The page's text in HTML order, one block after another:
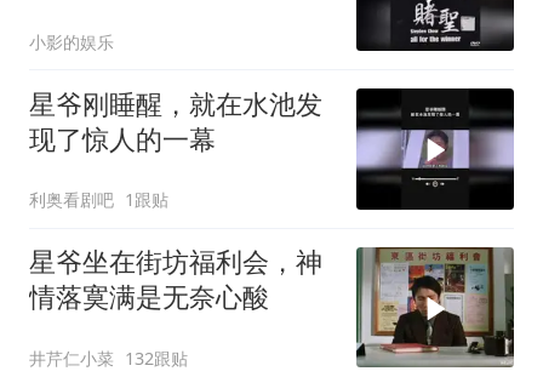
小影的娱乐
星爷刚睡醒，就在水池发
现了惊人的一幕
利奥看剧吧 1跟贴
星爷坐在街坊福利会，神
情落寞满是无奈心酸
井芹仁小菜 132跟贴